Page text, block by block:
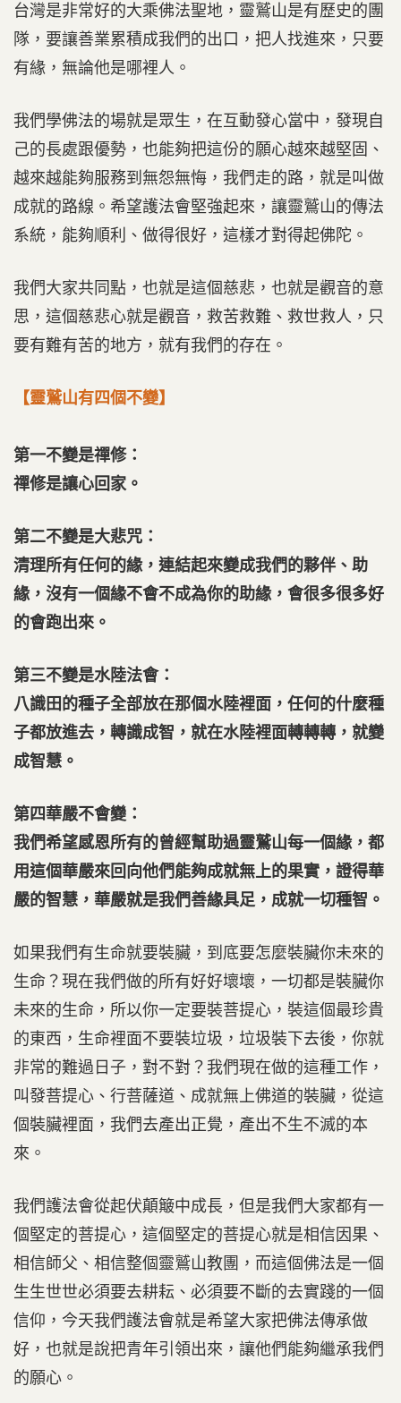
台灣是非常好的大乘佛法聖地，靈鷲山是有歷史的團
隊，要讓善業累積成我們的出口，把人找進來，只要
有緣，無論他是哪裡人。
我們學佛法的場就是眾生，在互動發心當中，發現自
己的長處跟優勢，也能夠把這份的願心越來越堅固、
越來越能夠服務到無怨無悔，我們走的路，就是叫做
成就的路線。希望護法會堅強起來，讓靈鷲山的傳法
系統，能夠順利、做得很好，這樣才對得起佛陀。
我們大家共同點，也就是這個慈悲，也就是觀音的意
思，這個慈悲心就是觀音，救苦救難、救世救人，只
要有難有苦的地方，就有我們的存在。
【靈鷲山有四個不變】
第一不變是禪修：
禪修是讓心回家。
第二不變是大悲咒：
清理所有任何的緣，連結起來變成我們的夥伴、助
緣，沒有一個緣不會不成為你的助緣，會很多很多好
的會跑出來。
第三不變是水陸法會：
八識田的種子全部放在那個水陸裡面，任何的什麼種
子都放進去，轉識成智，就在水陸裡面轉轉轉，就變
成智慧。
第四華嚴不會變：
我們希望感恩所有的曾經幫助過靈鷲山每一個緣，都
用這個華嚴來回向他們能夠成就無上的果實，證得華
嚴的智慧，華嚴就是我們善緣具足，成就一切種智。
如果我們有生命就要裝臟，到底要怎麼裝臟你未來的
生命？現在我們做的所有好好壞壞，一切都是裝臟你
未來的生命，所以你一定要裝菩提心，裝這個最珍貴
的東西，生命裡面不要裝垃圾，垃圾裝下去後，你就
非常的難過日子，對不對？我們現在做的這種工作，
叫發菩提心、行菩薩道、成就無上佛道的裝臟，從這
個裝臟裡面，我們去產出正覺，產出不生不滅的本
來。
我們護法會從起伏顛簸中成長，但是我們大家都有一
個堅定的菩提心，這個堅定的菩提心就是相信因果、
相信師父、相信整個靈鷲山教團，而這個佛法是一個
生生世世必須要去耕耘、必須要不斷的去實踐的一個
信仰，今天我們護法會就是希望大家把佛法傳承做
好，也就是說把青年引領出來，讓他們能夠繼承我們
的願心。